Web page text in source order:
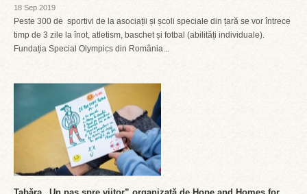
18 Sep 2019
Peste 300 de sportivi de la asociații și școli speciale din țară se vor întrece
timp de 3 zile la înot, atletism, baschet și fotbal (abilități individuale).
Fundația Special Olympics din România...